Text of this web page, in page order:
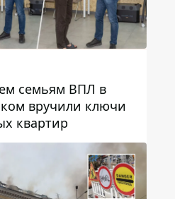
семьям ВПЛ в
вручили ключи
квартир